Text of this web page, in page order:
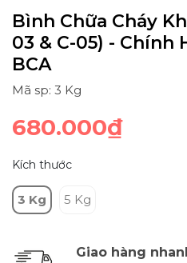
Bình Chữa Cháy
03 & C-05) - Chính
BCA
Mã sp: 3 Kg
680.000₫
Kích thước
3 Kg 5 Kg
Giao hàng